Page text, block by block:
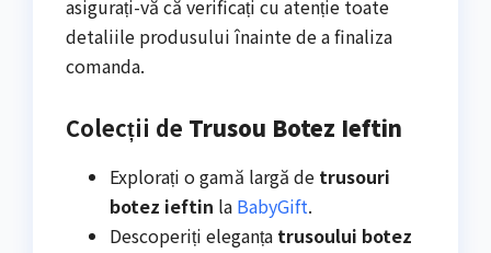
asigurați-vă că verificați cu atenție toate
detaliile produsului înainte de a finaliza
comanda.
Colecții de Trusou Botez Ieftin
Explorați o gamă largă de trusouri
botez ieftin la BabyGift.
Descoperiți eleganța trusoului botez